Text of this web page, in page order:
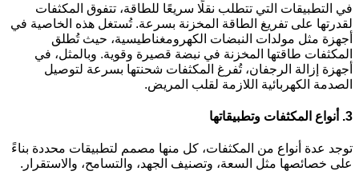
في التطبيقات التي تتطلب نقلًا سريعًا للطاقة، تتفوق المكثفات
لقدرتها على تفريغ الطاقة المخزنة بسرعة. تُستغل هذه الخاصية في
أجهزة مثل مولدات النبضات الكهرومغناطيسية، حيث تُطلق
المكثفات طاقتها المخزنة في نبضة قصيرة وقوية. وبالمثل، في
أجهزة إزالة الرجفان، تُفرغ المكثفات شحنتها بسرعة لتوصيل
الصدمة الكهربائية اللازمة لقلب المريض.
3. أنواع المكثفات وتطبيقاتها
توجد عدة أنواع من المكثفات، كل منها مصمم لتطبيقات محددة بناءً
على خصائصها مثل السعة، وتصنيف الجهد، والتسامح، والاستقرار.